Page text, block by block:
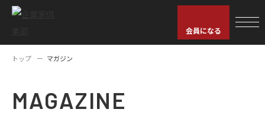
会員になる
トップ マガジン
MAGAZINE